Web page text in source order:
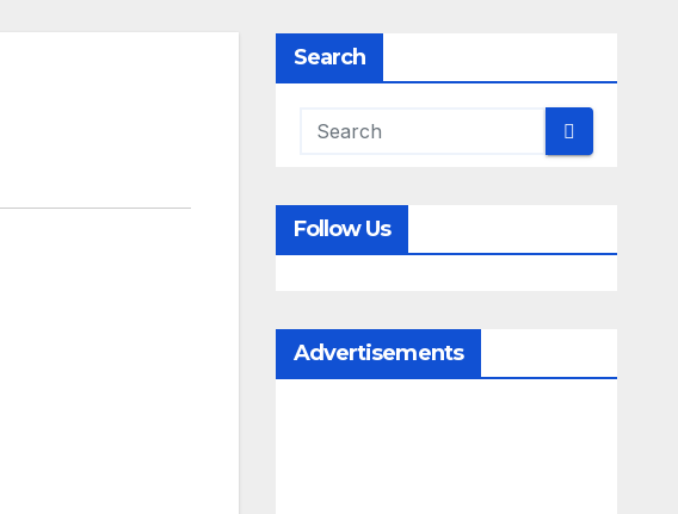
Search
Follow Us
Advertisements